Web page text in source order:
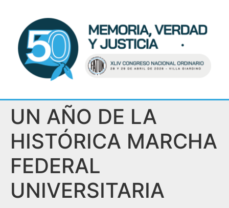
UN AÑO DE LA
HISTÓRICA MARCHA
FEDERAL
UNIVERSITARIA